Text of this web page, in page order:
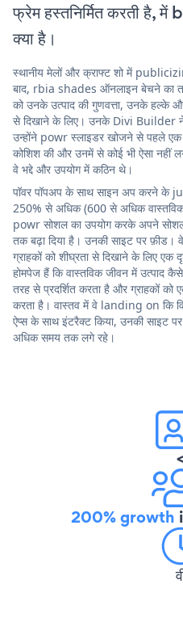
फ्रेम हस्तनिर्मित करती
क्या है।
स्थानीय मेलों और क्राफ्ट शो में
बाद, rbia shades ऑनलाइन बेचने का
को उनके उत्पाद की गुणवत्ता, उनके हल्के
से दिखाने के लिए। उनके Divi Builder ने
उन्होंने powr स्लाइडर खोजने से पहले
कोशिश की और उनमें से कोई भी ऐसा नहीं
वे भद्दे और उपयोग में कठिन थे।
पॉवर पॉपअप के साथ साइन अप करने के
250% से अधिक (600 से अधिक
powr सोशल का उपयोग करके अपने
तक बढ़ा दिया है। उनकी साइट पर
ग्राहकों को शीघ्रता से दिखाने के लिए
होमपेज हैं कि वास्तविक जीवन में उत्पाद
तरह से प्रदर्शित करता है और ग्राहकों
करता है। वास्तव में वे landing on कि
ऐप्स के साथ इंटरैक्ट किया, उनकी साइट
अधिक समय तक लगे रहे।
200% growth